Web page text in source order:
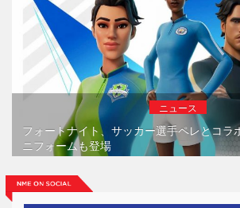
ニュース
フォートナイト、サッカー選手ペレとコラ
ニフォームも登場